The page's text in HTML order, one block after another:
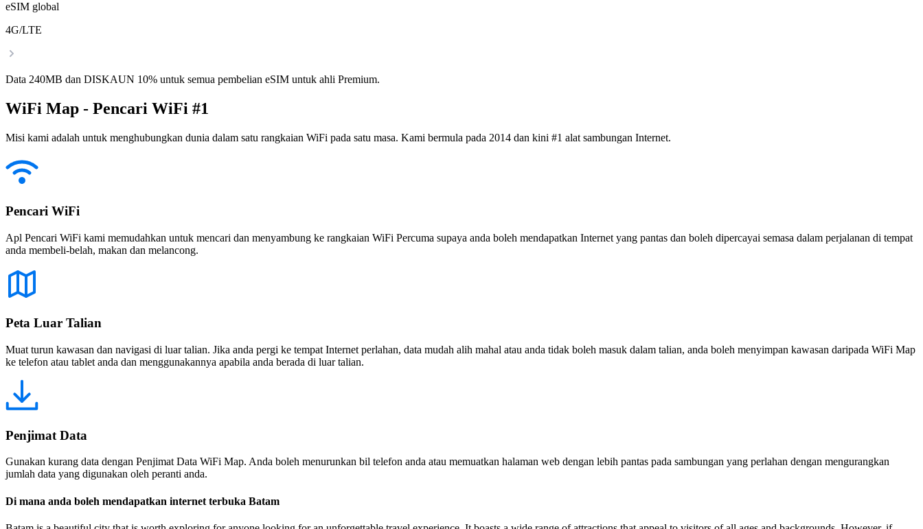
eSIM global
4G/LTE
Data 240MB dan DISKAUN 10% untuk semua pembelian eSIM untuk ahli Premium.
WiFi Map - Pencari WiFi #1
Misi kami adalah untuk menghubungkan dunia dalam satu rangkaian WiFi pada satu masa. Kami bermula pada 2014 dan kini #1 alat sambungan Internet.
Pencari WiFi
Apl Pencari WiFi kami memudahkan untuk mencari dan menyambung ke rangkaian WiFi Percuma supaya anda boleh mendapatkan Internet yang pantas dan boleh dipercayai semasa dalam perjalanan di tempat
anda membeli-belah, makan dan melancong.
Peta Luar Talian
Muat turun kawasan dan navigasi di luar talian. Jika anda pergi ke tempat Internet perlahan, data mudah alih mahal atau anda tidak boleh masuk dalam talian, anda boleh menyimpan kawasan daripada WiFi Map
ke telefon atau tablet anda dan menggunakannya apabila anda berada di luar talian.
Penjimat Data
Gunakan kurang data dengan Penjimat Data WiFi Map. Anda boleh menurunkan bil telefon anda atau memuatkan halaman web dengan lebih pantas pada sambungan yang perlahan dengan mengurangkan
jumlah data yang digunakan oleh peranti anda.
Di mana anda boleh mendapatkan internet terbuka Batam